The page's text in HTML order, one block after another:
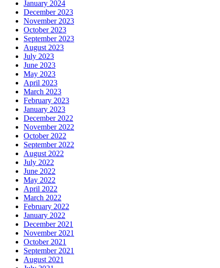
January 2024
December 2023
November 2023
October 2023
September 2023
August 2023
July 2023
June 2023
May 2023
April 2023
March 2023
February 2023
January 2023
December 2022
November 2022
October 2022
September 2022
August 2022
July 2022
June 2022
May 2022
April 2022
March 2022
February 2022
January 2022
December 2021
November 2021
October 2021
September 2021
August 2021